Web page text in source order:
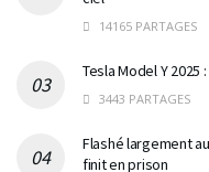
14165 PARTAGES
Tesla Model Y 2025
3443 PARTAGES
Flashé largement
finit en prison